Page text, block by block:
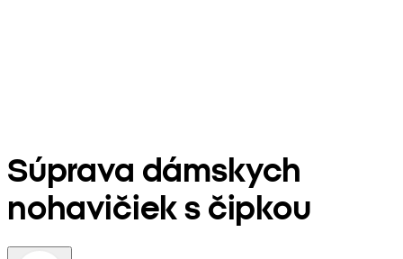
Súprava dámskych
nohavičiek s čipkou